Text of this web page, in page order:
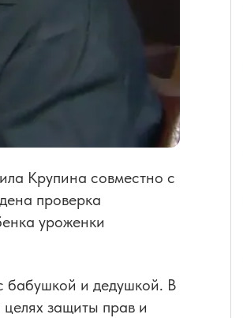
Крупина совместно с
проверка
уроженки
бабушкой и дедушкой. В
защиты прав и